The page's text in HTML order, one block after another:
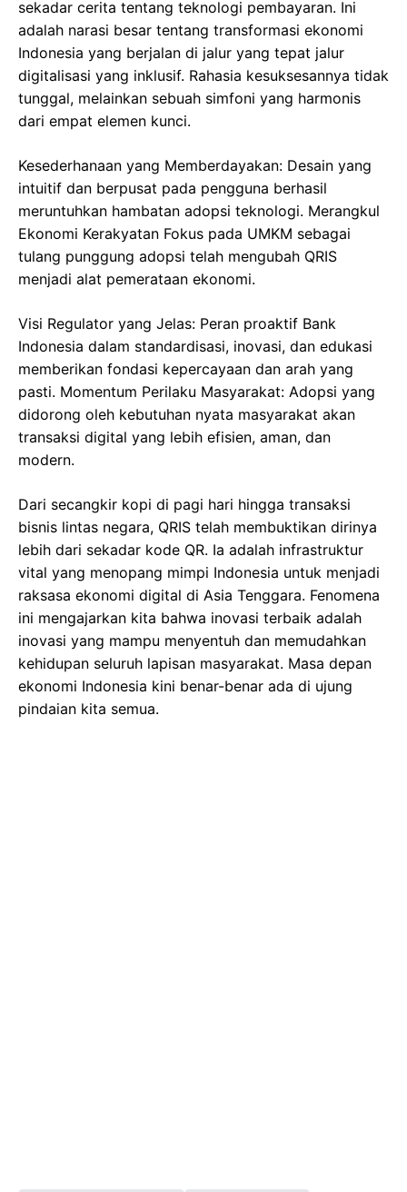
sekadar cerita tentang teknologi pembayaran. Ini
adalah narasi besar tentang transformasi ekonomi
Indonesia yang berjalan di jalur yang tepat jalur
digitalisasi yang inklusif. Rahasia kesuksesannya tidak
tunggal, melainkan sebuah simfoni yang harmonis
dari empat elemen kunci.
Kesederhanaan yang Memberdayakan: Desain yang
intuitif dan berpusat pada pengguna berhasil
meruntuhkan hambatan adopsi teknologi. Merangkul
Ekonomi Kerakyatan Fokus pada UMKM sebagai
tulang punggung adopsi telah mengubah QRIS
menjadi alat pemerataan ekonomi.
Visi Regulator yang Jelas: Peran proaktif Bank
Indonesia dalam standardisasi, inovasi, dan edukasi
memberikan fondasi kepercayaan dan arah yang
pasti. Momentum Perilaku Masyarakat: Adopsi yang
didorong oleh kebutuhan nyata masyarakat akan
transaksi digital yang lebih efisien, aman, dan
modern.
Dari secangkir kopi di pagi hari hingga transaksi
bisnis lintas negara, QRIS telah membuktikan dirinya
lebih dari sekadar kode QR. Ia adalah infrastruktur
vital yang menopang mimpi Indonesia untuk menjadi
raksasa ekonomi digital di Asia Tenggara. Fenomena
ini mengajarkan kita bahwa inovasi terbaik adalah
inovasi yang mampu menyentuh dan memudahkan
kehidupan seluruh lapisan masyarakat. Masa depan
ekonomi Indonesia kini benar-benar ada di ujung
pindaian kita semua.